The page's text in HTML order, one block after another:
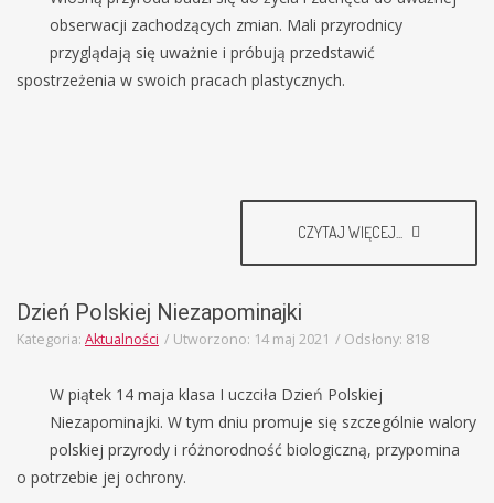
obserwacji zachodzących zmian. Mali przyrodnicy
przyglądają się uważnie i próbują przedstawić
spostrzeżenia w swoich pracach plastycznych.
CZYTAJ WIĘCEJ...
Dzień Polskiej Niezapominajki
Kategoria: Aktualności Utworzono: 14 maj 2021 Odsłony: 818
W piątek 14 maja klasa I uczciła Dzień Polskiej
Niezapominajki. W tym dniu promuje się szczególnie walory
polskiej przyrody i różnorodność biologiczną, przypomina
o potrzebie jej ochrony.